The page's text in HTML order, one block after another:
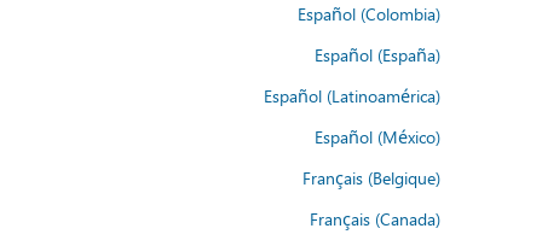
Español (Colombia)
Español (España)
Español (Latinoamérica)
Español (México)
Français (Belgique)
Français (Canada)